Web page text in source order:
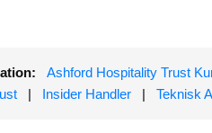
Ashford Hospitality Trust
| Insider Handler | Teknisk